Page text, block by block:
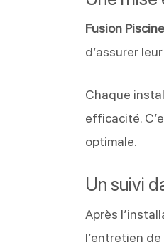
Fusion
d’assurer
Chaque
efficacité.
optimale.
Un suivi
Après
l’entretien